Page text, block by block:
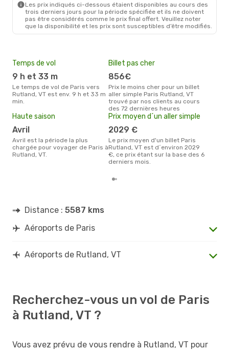
Mar. 27 Oct.- Dim. 1 Nov.
Lufthansa2 Escales
- RUT
Les prix indiqués ci-dessous étaient disponibles au cours des
trois derniers jours pour la période spécifiée et ils ne doivent
pas être considérés comme le prix final offert. Veuillez noter
que la disponibilité et les prix sont susceptibles d’être modifiés.
Temps de vol
9 h et 33 m
Le temps de vol de Paris vers
Rutland, VT est env. 9 h et 33 m
min.
Billet pas cher
856€
Prix le moins cher pour un billet
aller simple Paris Rutland, VT
trouvé par nos clients au cours
des 72 dernières heures
Haute saison
avril
avril est la période la plus
chargée pour voyager de Paris à
Rutland, VT.
Prix moyen d´un aller simple
2029 €
Le prix moyen d'un billet Paris
Rutland, VT est d´environ 2029
€, ce prix étant sur la base des 6
derniers mois.
Distance : 5587 kms
Aéroports de Paris
Aéroports de Rutland, VT
Recherchez-vous un vol de Paris
à Rutland, VT ?
Vous avez prévu de vous rendre à Rutland, VT pour